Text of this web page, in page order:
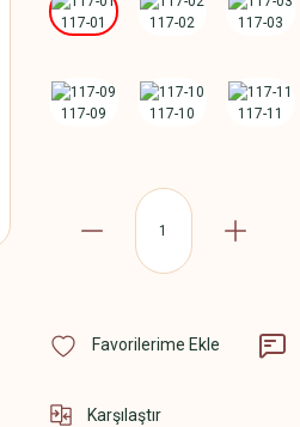
Karşılaştır